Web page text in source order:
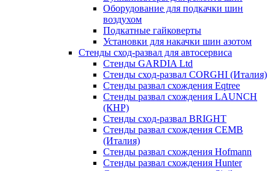
Оборудование для подкачки шин
воздухом
Подкатные гайковерты
Установки для накачки шин азотом
Стенды сход-развал для автосервиса
Стенды GARDIA Ltd
Стенды сход-развал CORGHI (Италия)
Стенды развал схождения Eqtree
Стенды развал схождения LAUNCH
(КНР)
Стенды сход-развал BRIGHT
Стенды развал схождения CEMB
(Италия)
Стенды развал схождения Hofmann
Стенды развал схождения Hunter